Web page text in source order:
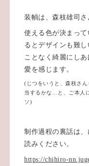
装幀は、森枝雄司さ
使える色が決まっ
るとデザインも難
ことなく綺麗にし
愛を感じます。
(じつをいうと、森枝さ
当するかな…と、ご本人
ソ)
制作過程の裏話は
読みください。
https://chihiro-